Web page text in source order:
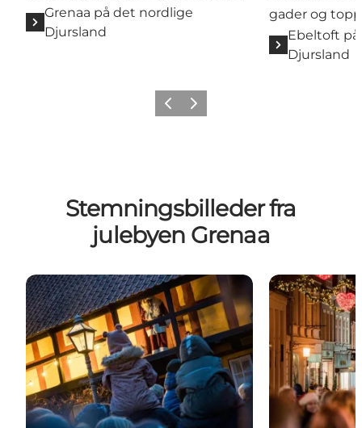
Grenaa på det nordlige
Djursland
gader og
Ebeltoft
Djursland
ForrigeNæste
Stemningsbilleder fra
julebyen Grenaa